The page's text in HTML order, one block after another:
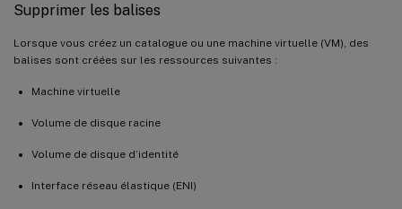
Supprimer les balises
Lorsque vous créez un catalogue ou une machine virtuelle (VM), des
balises sont créées sur les ressources suivantes :
Machine virtuelle
Volume de disque racine
Volume de disque d’identité
Interface réseau élastique (ENI)